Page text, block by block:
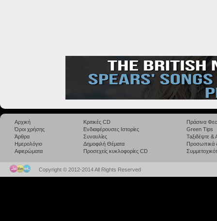
Αρχική
Όροι χρήσης
Άρθρα
Ημερολόγιο
Αφιερώματα
Κριτικές CD
Ενδιαφέρουσες Ιστορίες
Συναυλίες
Δημοφιλή Θέματα
Προσεχείς κυκλοφορίες CD
Πράσινα
Green Tips
Taξιδέψτε
Προσωπικά
Copyright © 2012-2014 All Rights Reserved